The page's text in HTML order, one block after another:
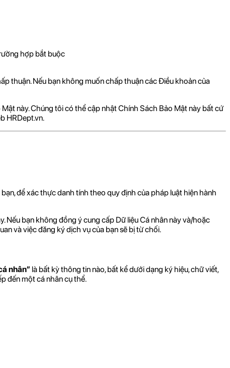
hợp bắt buộc
thuận. Nếu bạn không muốn chấp thuận các Điều khoản của
này. Chúng tôi có thể cập nhật Chính Sách Bảo Mật này bất cứ
HRDept.vn.
để xác thực danh tính theo quy định của pháp luật hiện hành
Nếu bạn không đồng ý cung cấp Dữ liệu Cá nhân này và/hoặc
và việc đăng ký dịch vụ của bạn sẽ bị từ chối.
nhân” là bất kỳ thông tin nào, bất kể dưới dạng ký hiệu, chữ viết,
đến một cá nhân cụ thể.